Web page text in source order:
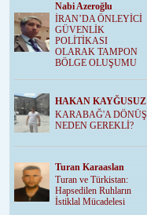
Nabi Azeroğlu
İRAN’DA ÖNLEYİCİ
GÜVENLİK
POLİTİKASI
OLARAK TAMPON
BÖLGE OLUŞUMU
HAKAN KAYĞUSUZ
KARABAĞ'A DÖNÜŞ
NEDEN GEREKLİ?
Turan Karaaslan
Turan ve Türkistan:
Hapsedilen Ruhların
İstiklal Mücadelesi